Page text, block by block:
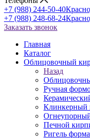
+7 (988) 244-50-40
+7 (988) 248-68-24
Заказать звонок
Главная
Каталог
Облицовочный
Назад
Ручная
Клинкерный
Печной
Ригель